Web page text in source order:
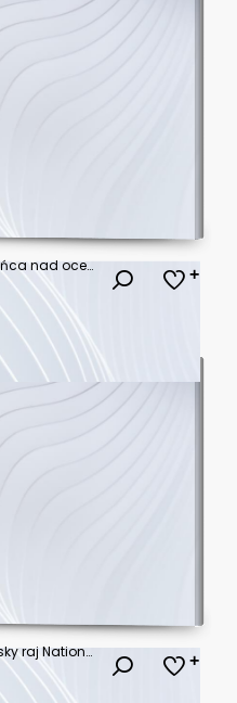
Bardzo kontrastowy Zachód słońca nad oceanem i ponad chmurami. Bardzo ciemny i bardzo jasny. Tafla chmur o zachodzie słońca. Może być też jako wschód słońca
Gorge Sucha Bela in the Slovensky raj National Park, northern Slovakia